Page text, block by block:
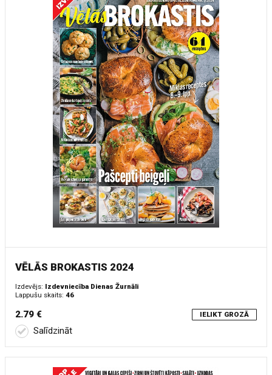
VĒLĀS BROKASTIS 2024
Izdevējs: Izdevniecība Dienas Žurnāli
Lappušu skaits: 46
2.79 € IELIKT GROZĀ
Salīdzināt